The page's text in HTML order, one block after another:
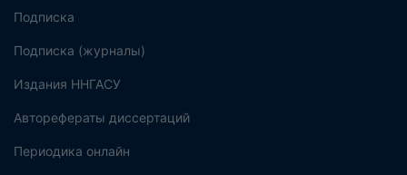
Подписка
Подписка (журналы)
Издания ННГАСУ
Авторефераты диссертаций
Периодика онлайн